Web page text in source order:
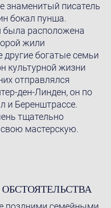
знаменитый писатель
бокал пунша.
была расположена
жили
богатые семьи
культурной жизни
отправлялся
ден-Линден, он по
и Беренштрассе.
тщательно
мастерскую.